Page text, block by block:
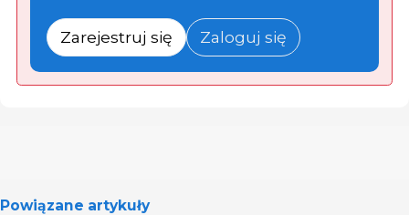
Zarejestruj się Zaloguj się
Powiązane artykuły